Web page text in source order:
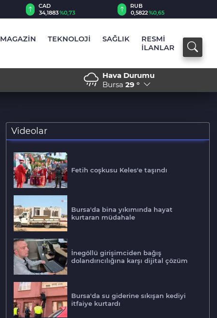
RUB
0,5822%0,65
AED
12,9805%0,21
MAGAZİN TEKNOLOJİ SAĞLIK
RESMİ
İLANLAR
13:08 - Bakanlık,
Hava Durumu
Bursa 29 °
Videolar
Fetih coşkusu Keles'e taşındı
Bursa'da bina yıkımında hayat
kurtaran müdahale
İnegöllü girişimciden bağış
dolandırıcılığına karşı dijital çözüm
Bursa'da su giderine sıkışan kediyi
itfaiye kurtardı